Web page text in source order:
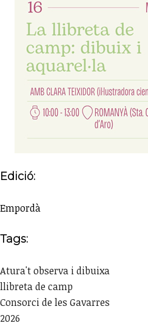
Edició:
Empordà
Tags:
Atura't observa i dibuixa
llibreta de camp
Consorci de les Gavarres
2026